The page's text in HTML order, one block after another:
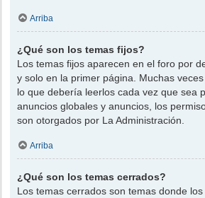
Arriba
¿Qué son los temas fijos?
Los temas fijos aparecen en el foro por
y solo en la primer página. Muchas
lo que debería leerlos cada vez que sea
anuncios globales y anuncios, los
son otorgados por La Administración.
Arriba
¿Qué son los temas cerrados?
Los temas cerrados son temas donde